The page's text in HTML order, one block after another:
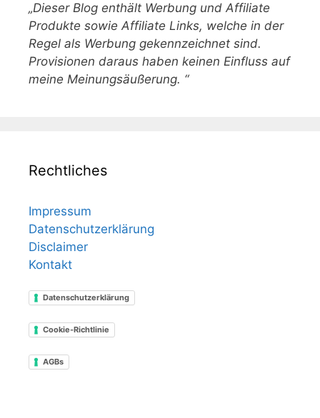
„Dieser Blog enthält Werbung und Affiliate
Produkte sowie Affiliate Links, welche in der
Regel als Werbung gekennzeichnet sind.
Provisionen daraus haben keinen Einfluss auf
meine Meinungsäußerung. “
Rechtliches
Impressum
Datenschutzerklärung
Disclaimer
Kontakt
Datenschutzerklärung
Cookie-Richtlinie
AGBs